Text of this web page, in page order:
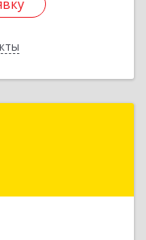
Чкалова ул, дом